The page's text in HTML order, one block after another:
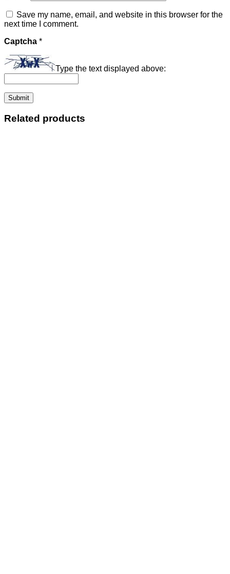
Save my name, email, and website in this browser for the
next time I comment.
Captcha *
Type the text displayed above:
Related products